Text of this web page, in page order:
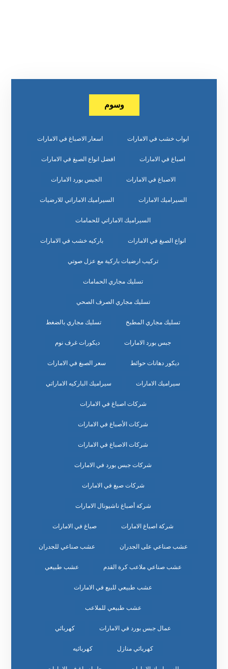
وسوم
ابواب خشب في الامارات اسعار الاصباغ في الامارات
اصباغ في الامارات افضل انواع الصبغ في الامارات
الاصباغ في الامارات الجبس بورد الامارات
السيراميك الامارات السيراميك الاماراتي للارضيات
السيراميك الاماراتي للحمامات
انواع الصبغ في الامارات باركيه خشب في الامارات
تركيب ارضيات باركية مع عزل صوتي
تسليك مجاري الحمامات
تسليك مجاري الصرف الصحي
تسليك مجاري المطبخ تسليك مجاري بالضغط
جبس بورد الامارات ديكورات غرف نوم
ديكور دهانات حوائط سعر الصبغ في الامارات
سيراميك الامارات سيراميك الباركيه الاماراتي
شركات اصباغ في الامارات
شركات الأصباغ في الامارات
شركات الاصباغ في الامارات
شركات جبس بورد في الامارات
شركات صبغ في الامارات
شركة أصباغ ناشيونال الامارات
شركة اصباغ الامارات صباغ في الامارات
عشب صناعي على الجدران عشب صناعي للجدران
عشب صناعي ملاعب كرة القدم عشب طبيعي
عشب طبيعي للبيع في الامارات
عشب طبيعي للملاعب
عمال جبس بورد في الامارات كهربائي
كهربائي منازل كهربائيه